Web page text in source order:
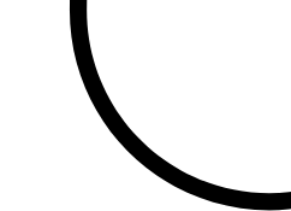
104,9 FM
Баулы
107,5 FM
Биләр